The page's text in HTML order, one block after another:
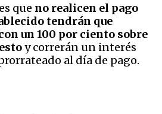
que no realicen el pago
tendrán que
un 100 por ciento sobre
y correrán un interés
al día de pago.